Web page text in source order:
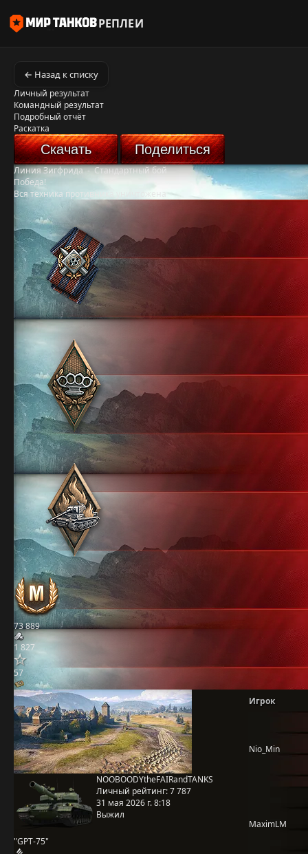
РЕПЛЕИ
← Назад к списку
Личный результат
Командный результат
Подробный отчёт
Раскатка
Скачать Поделиться
Линия Зигфрида-Стандартный бой
Победа!
Вся техника противника уничтожена
73 889
1 827
57
"GPT-75"
NOOBOODYtheFAIRandTANKS
Личный рейтинг:7 787
31 мая 2026 г. 8:18
Выжил
Игрок
Nio_Min
MaximLM